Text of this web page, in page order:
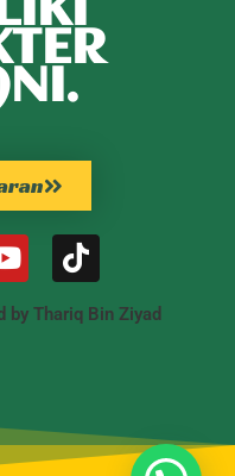
Thariq Bin Ziyad